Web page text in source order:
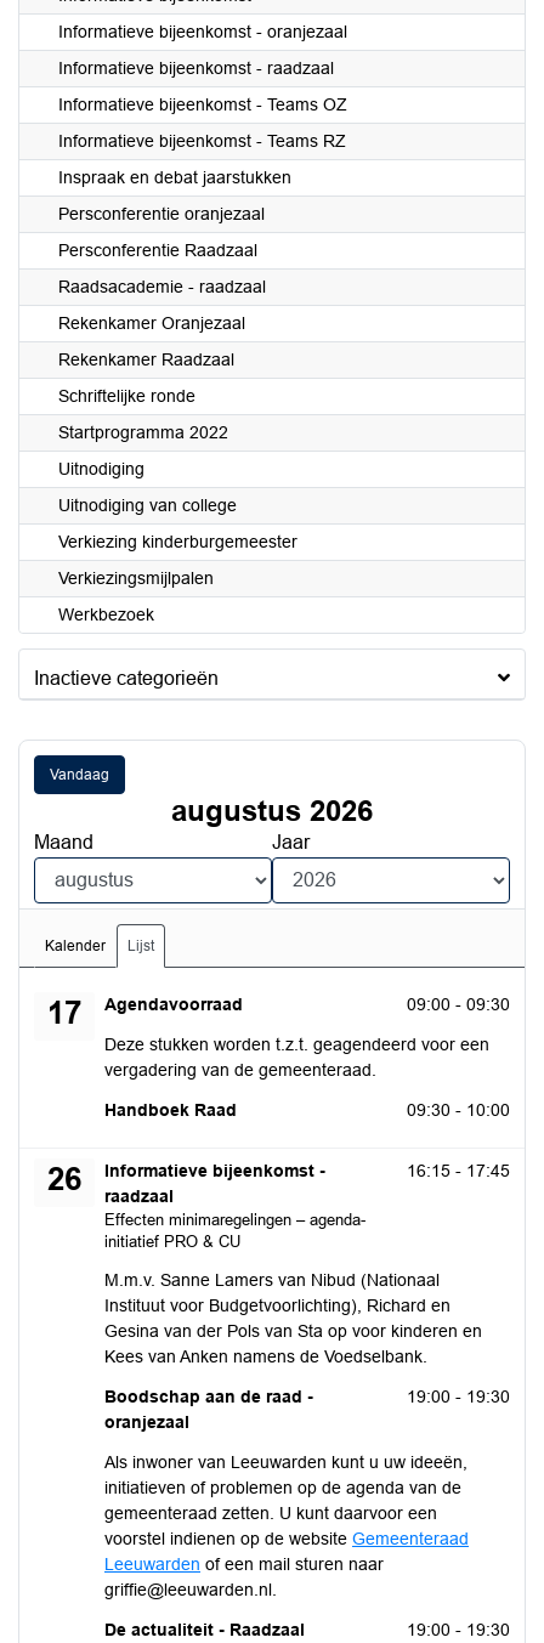
Informatieve bijeenkomst - oranjezaal
Informatieve bijeenkomst - raadzaal
Informatieve bijeenkomst - Teams OZ
Informatieve bijeenkomst - Teams RZ
Inspraak en debat jaarstukken
Persconferentie oranjezaal
Persconferentie Raadzaal
Raadsacademie - raadzaal
Rekenkamer Oranjezaal
Rekenkamer Raadzaal
Schriftelijke ronde
Startprogramma 2022
Uitnodiging
Uitnodiging van college
Verkiezing kinderburgemeester
Verkiezingsmijlpalen
Werkbezoek
Inactieve categorieën
Vandaag
augustus 2026
Maand Jaar
Kalender Lijst
17 Agendavoorraad
maandag 17 augustus 2026 09:00 - 09:30
Deze stukken worden t.z.t. geagendeerd voor een
vergadering van de gemeenteraad.
Handboek Raad
maandag 17 augustus 2026 09:30 - 10:00
26
Informatieve bijeenkomst -
raadzaal
Effecten minimaregelingen – agenda-
initiatief PRO & CU
woensdag 26 augustus 2026 16:15 - 17:45
M.m.v. Sanne Lamers van Nibud (Nationaal
Instituut voor Budgetvoorlichting), Richard en
Gesina van der Pols van Sta op voor kinderen en
Kees van Anken namens de Voedselbank.
Boodschap aan de raad -
oranjezaal
woensdag 26 augustus 2026 19:00 - 19:30
Als inwoner van Leeuwarden kunt u uw ideeën,
initiatieven of problemen op de agenda van de
gemeenteraad zetten. U kunt daarvoor een
voorstel indienen op de website Gemeenteraad
Leeuwarden of een mail sturen naar
griffie@leeuwarden.nl.
De actualiteit - Raadzaal
woensdag 26 augustus 2026 19:00 - 19:30